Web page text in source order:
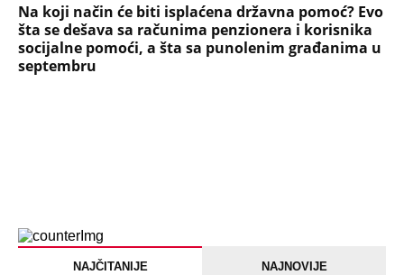
Na koji način će biti isplaćena državna pomoć? Evo
šta se dešava sa računima penzionera i korisnika
socijalne pomoći, a šta sa punolenim građanima u
septembru
NAJČITANIJE NAJNOVIJE